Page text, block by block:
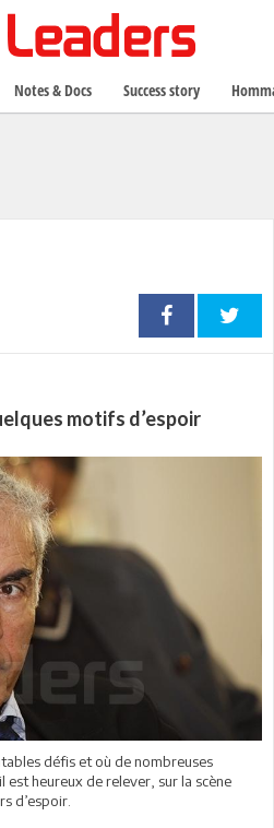
motifs d’espoir
défis et où de nombreuses
heureux de relever, sur la scène
d’espoir.
Notes & Docs Success story